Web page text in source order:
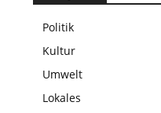
Politik
Kultur
Umwelt
Lokales